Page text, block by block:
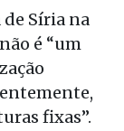
Síria na
é “um
fixas”.